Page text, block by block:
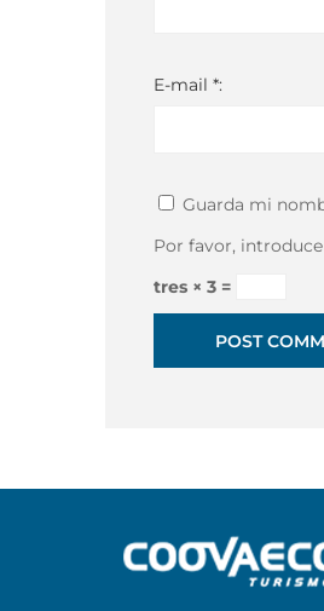
E-mail *:
Guarda mi
Por favor,
tres × 3 =